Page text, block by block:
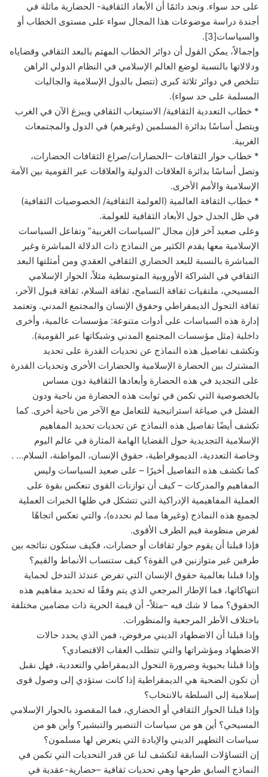
على حد سواء. ونجد دائمًا أن الأبعاد الثقافية- الحضارية ماثلة في
أجندة دراسة موضوعات هذا المجال سواء على مستوى الخطاب أو
والسياسات[3].
وإجمالاً، يمكن القول أن دوائر الخطاب المهتم بالبعد الثقافي وقضاياه
ودلالاتها بالنسبة لوضع العالم الإسلامي في النظام الدولي الراهن
تتلخص في دوائر ثلاثة كبرى (تتصل بالدول الإسلامية والجاليات
المسلمة على حد سواء).
* خطاب التعددية الثقافية/ الاستيعاب الثقافي ويبزغ الآن في الغرب
ويتصل أساسًا بدائرة المسلمين (وغيرهم) في الدول والمجتمعات
الغربية.
* خطاب حوار الثقافات –الحضارات/صراع الثقافات الحضارات،
وتصل أساسًا بدائرة العلاقات الدولية والعلاقات عبر القومية بين الأمة
الإسلامية والأمم الأخرى.
* خطاب الثقافة العالمية (العولمة الثقافية/ الخصوصيات الثقافية)
في ظل الجدل حول الأبعاد الثقافية للعولمة.
وعلى صعيد آخر فإن مجال “السياسات الغربية” وتفاعل السياسات
الإسلامية معها يقدم الكثير من النماذج ذات الدلالة المباشرة وغير
المباشرة بالنسبة للبعد الحضاري الثقافي العقدي ومن أمثلتها البعد
الثقافي في الشراكة الأوروبية المتوسطية مثلاً، الحوار الإسلامي
المسيحي، ملتقيات ثقافة التسامح، ثقافة السلام، ثقافة قبول الآخر،
ثقافة التحول الديمقراطي وحقوق الإنسان والمجتمع المدني. وتعتمد
إدارة هذه السياسات على أدوات متنوعة: مؤسسات عالمية، وأخرى
داخلية (مثل مؤسسات المجتمع المدني وشبكاتها عبر القومية).
وتكشف تفاصيل هذه النماذج عن تحديات القدرة على تحديد
المشترك بين الحضارة الإسلامية والحضارات الأخرى وتحديات القدرة
على التجديد في هذه الحضارة وأبعادها الثقافية دون مساس
بالخصوصية التي تكمن في ثوابت هذه الحضارة من ناحية ودون
الفشل في صياغة استراتيجية للتعامل مع الآخر من ناحية أخرى. كما
تكشف أيضًا تفاصيل هذه النماذج عن تحديات تحديد المفاهيم
الإسلامية التجديدية حول القضايا الهامة المثارة في عالم اليوم
وخاصة التعددية، الديموقراطية، حقوق الإنسان، المواطنة، السلام… .
كما تكشف هذه التفاصيل أخيرًا – على صعيد السياسات وليس
المفاهيم والمدركات – كيف أن توازنات القوى تنعكس بقوة على
العملية المفاهيمية الإدراكية التي تتشكل في ظلها الخبرات العملية
لجميع هذه النماذج (وغيرها مما لم نحدده)، والتي تعكس اتجاهًا
لفرض منظومة قيم الطرف الأقوى.
فإذا قبلنا أن يقوم حوار ثقافات أو حضارات، فكيف ستكون نتائجه بين
طرفين غير متوازنين في القوة؟ كيف ستنساب الأنماط والقيم؟
وإذا قبلنا بعالمية حقوق الإنسان التي تفرض عندئذ التدخل لحماية
انتهاكاتها، فما الإطار المرجعي الذي يتم وفقًا له تحديد مفاهيم هذه
الحقوق؟ مما لا شك فيه –مثلاً- أن قيمة الحرية ذات مضامين مختلفة
باختلاف الأطر المرجعية والمنظورات.
وإذا قبلنا أن الاضطهاد الديني مرفوض، فمن الذي يحدد حالات
الاضطهاد ومؤشراتها والتي تتطلب العقاب الاقتصادي؟
وإذا قبلنا بحيوية وضرورة التحول الديمقراطي والتعددية، فهل نقبل
أن تكون الضحية هي الديمقراطية إذا كانت ستؤدي إلى وصول قوى
إسلامية إلى السلطة بالانتخاب؟
وإذا قبلنا الحوار الثقافي أو الحضاري، فما المقصود بالحوار الإسلامي
المسيحي؟ أين هو من سياسات التنصير والتبشير؟ وأين هو من
سياسات التطهير الديني والإبادة التي يتعرض لها مسلمون؟
إن التساؤلات السابقة لتكشف لنا عن قدر التحديات التي تكمن في
النماذج السابق طرحها وهي تحديات ثقافية –حضارية-عقدية في